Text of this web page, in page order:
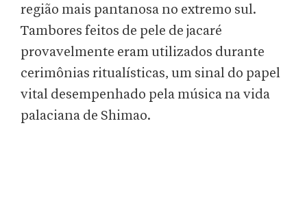
região mais pantanosa no extremo sul.
Tambores feitos de pele de jacaré
provavelmente eram utilizados durante
cerimônias ritualísticas, um sinal do papel
vital desempenhado pela música na vida
palaciana de Shimao.